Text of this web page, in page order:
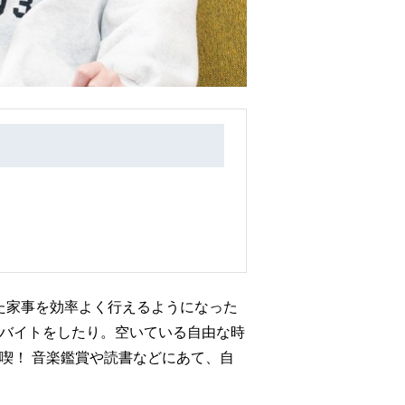
事を効率よく行えるようになった
イトをしたり。空いている自由な時
！ 音楽鑑賞や読書などにあて、自